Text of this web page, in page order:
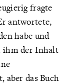
fragte
antwortete,
habe und
ihm der Inhalt
aber das Buch